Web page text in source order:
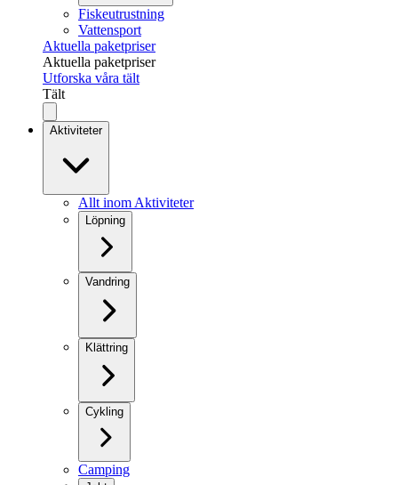
Fiskeutrustning
Vattensport
Aktuella paketpriser
Aktuella paketpriser
Utforska våra tält
Tält
Aktiviteter
Allt inom Aktiviteter
Löpning
Vandring
Klättring
Cykling
Camping